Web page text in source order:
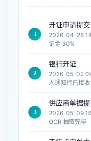
1
开证申请提交
2026-04-28
证金 30%
2
银行开证
2026-05-02
人通知行已接收
3
供应商单据提
2026-05-09
OCR 抽取完毕